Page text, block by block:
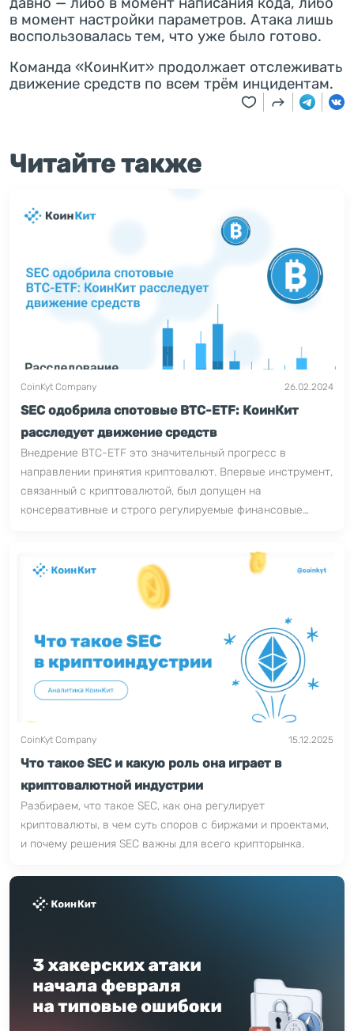
в момент настройки параметров. Атака лишь
воспользовалась тем, что уже было готово.
Команда «КоинКит» продолжает отслеживать
движение средств по всем трём инцидентам.
Читайте также
CoinKyt Company 26.02.2024
SEC одобрила спотовые BTC-ETF: КоинКит
расследует движение средств
Внедрение BTC-ETF это значительный прогресс в
направлении принятия криптовалют. Впервые инструмент,
связанный с криптовалютой, был допущен на
консервативные и строго регулируемые финансовые
крупным игрокам традиционного финансового рынка.
CoinKyt Company 15.12.2025
Что такое SEC и какую роль она играет в
криптовалютной индустрии
Разбираем, что такое SEC, как она регулирует
криптовалюты, в чем суть споров с биржами и проектами,
и почему решения SEC важны для всего крипторынка.